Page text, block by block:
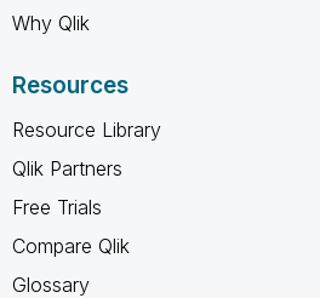
Why Qlik
Resources
Resource Library
Qlik Partners
Free Trials
Compare Qlik
Glossary